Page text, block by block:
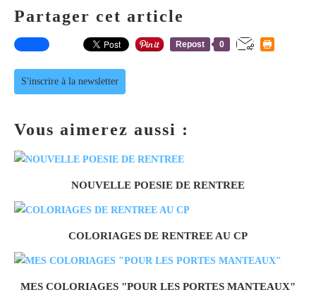
Partager cet article
Repost 0
S'inscrire à la newsletter
Vous aimerez aussi :
NOUVELLE POESIE DE RENTREE
COLORIAGES DE RENTREE AU CP
MES COLORIAGES "POUR LES PORTES MANTEAUX"